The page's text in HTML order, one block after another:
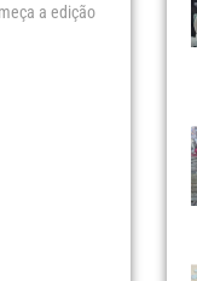
a edição